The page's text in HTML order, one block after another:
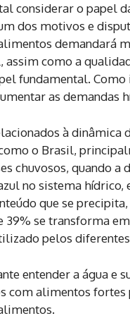
considerar o papel
dos motivos e
demandará
assim como a
fundamental. Como
as demandas
à dinâmica
o Brasil,
chuvosos, quando a
no sistema hídrico,
que se precipita,
se transforma
pelos
entender a água e
com alimentos fortes